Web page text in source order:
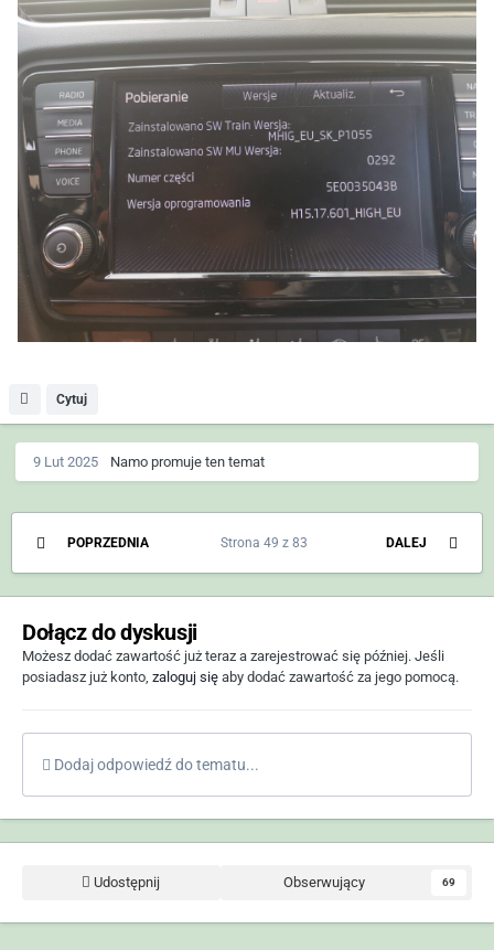
Cytuj
9 Lut 2025 Namo promuje ten temat
POPRZEDNIA DALEJ
Strona 49 z 83
Dołącz do dyskusji
Możesz dodać zawartość już teraz a zarejestrować się później. Jeśli
posiadasz już konto, zaloguj się aby dodać zawartość za jego pomocą.
Dodaj odpowiedź do tematu...
Udostępnij Obserwujący 69